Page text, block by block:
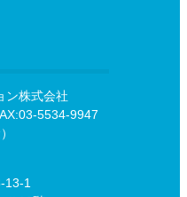
ン株式会社
5534-9947
13-1